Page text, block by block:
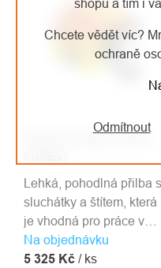
shopu a tím i
Chcete vědět víc?
ochraně
Odmítnout
Protos Integral přilba
Na objednávku
5 325 Kč / ks
Lehká, pohodlná přilba
sluchátky a štítem, která
je vhodná pro práce v
lese a práce s motorovou
pilou.